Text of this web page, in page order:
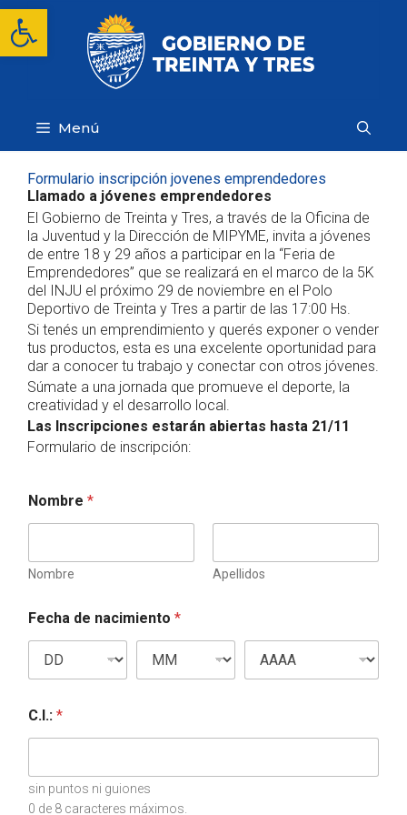
Abrir barra de herramientas
Saltar
contenido
Menú
Formulario inscripción jovenes emprendedores
Llamado a jóvenes emprendedores
El Gobierno de Treinta y Tres, a través de la Oficina de
la Juventud y la Dirección de MIPYME, invita a jóvenes
de entre 18 y 29 años a participar en la “Feria de
Emprendedores” que se realizará en el marco de la 5K
del INJU el próximo 29 de noviembre en el Polo
Deportivo de Treinta y Tres a partir de las 17:00 Hs.
Si tenés un emprendimiento y querés exponer o vender
tus productos, esta es una excelente oportunidad para
dar a conocer tu trabajo y conectar con otros jóvenes.
Súmate a una jornada que promueve el deporte, la
creatividad y el desarrollo local.
Las Inscripciones estarán abiertas hasta 21/11
Formulario de inscripción:
Nombre *
Nombre Apellidos
Fecha de nacimiento *
C.I.: *
sin puntos ni guiones
0 de 8 caracteres máximos.